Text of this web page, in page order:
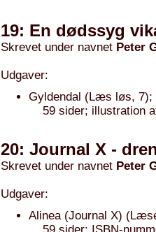
19: En dødssyg
Skrevet under navnet Peter
Udgaver:
Gyldendal (Læs løs, 7);
59 sider; illustration
20: Journal X -
Skrevet under navnet Peter
Udgaver:
Alinea (Journal X)